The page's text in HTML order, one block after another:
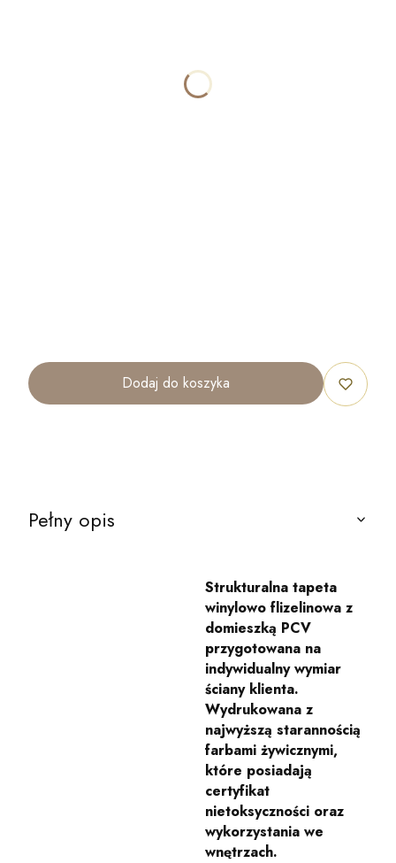
Dodaj do koszyka
Pełny opis
Strukturalna tapeta
winylowo flizelinowa z
domieszką PCV
przygotowana na
indywidualny wymiar
ściany klienta.
Wydrukowana z
najwyższą starannością
farbami żywicznymi,
które posiadają
certyfikat
nietoksyczności oraz
wykorzystania we
wnętrzach.